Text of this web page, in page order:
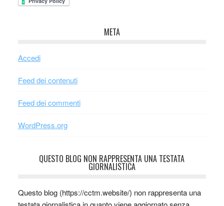
META
Accedi
Feed dei contenuti
Feed dei commenti
WordPress.org
QUESTO BLOG NON RAPPRESENTA UNA TESTATA
GIORNALISTICA
Questo blog (https://cctm.website/) non rappresenta una